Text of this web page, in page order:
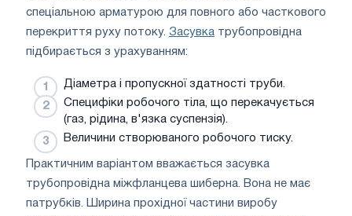
спеціальною арматурою для повного або часткового
перекриття руху потоку. Засувка трубопровідна
підбирається з урахуванням:
Діаметра і пропускної здатності труби.
Специфіки робочого тіла, що перекачується
(газ, рідина, в'язка суспензія).
Величини створюваного робочого тиску.
Практичним варіантом вважається засувка
трубопровідна міжфланцева шиберна. Вона не має
патрубків. Ширина прохідної частини виробу